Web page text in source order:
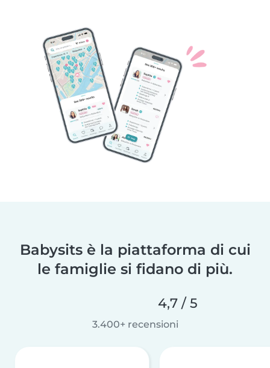
Babysits è la piattaforma di cui
le famiglie si fidano di più.
4,7 / 5
3.400+ recensioni